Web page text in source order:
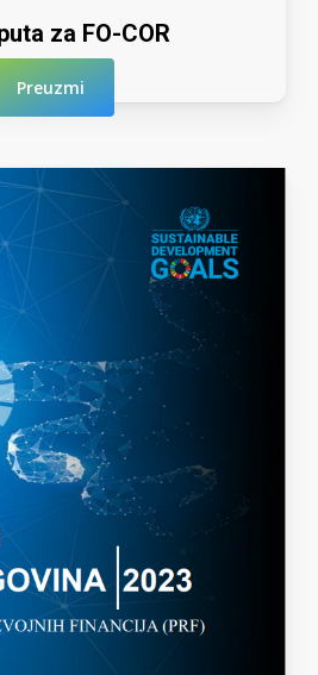
za FO-COR
Preuzmi